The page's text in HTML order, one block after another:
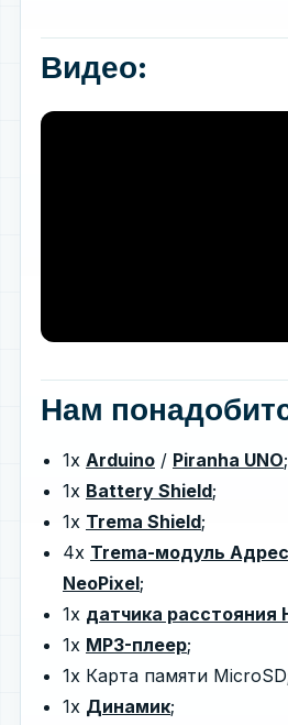
Видео:
Нам
1х Arduino / Piranha UNO;
1х Battery Shield;
1х Trema Shield;
4х Trema-модуль
NeoPixel;
1х датчика расстояния
1х MP3-плеер;
1х Карта памяти
1х Динамик;